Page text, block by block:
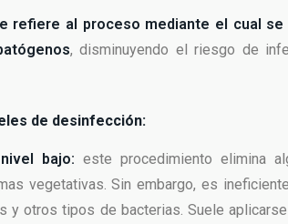
refiere al proceso mediante el cual se
, disminuyendo el riesgo de
de desinfección:
bajo: este procedimiento elimina
vegetativas. Sin embargo, es
y otros tipos de bacterias. Suele